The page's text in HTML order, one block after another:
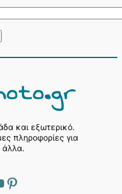
και εξωτερικό.
πληροφορίες για
άλλα.
Pinterest